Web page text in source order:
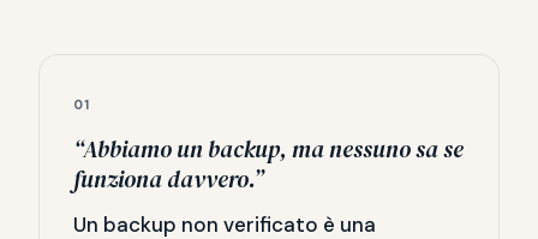
01
“Abbiamo un backup, ma nessuno sa se
funziona davvero.”
Un backup non verificato è una